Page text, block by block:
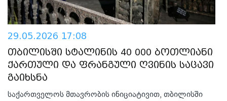
29.05.2026 17:08
თბილისში სტალინის 40 000 ბოთლიანი
ქართული და ფრანგული ღვინის საცავი
გაიხსნა
საქართველოს მთავრობის ინიციატივით, თბილისში